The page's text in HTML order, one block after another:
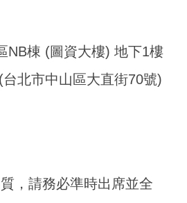
NB棟 (圖資大樓) 地下1樓
北市中山區大直街70號)
，請務必準時出席並全